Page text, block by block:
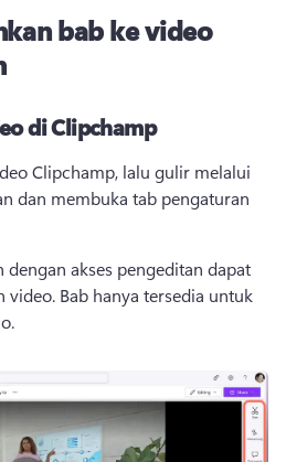
bab ke video
di Clipchamp
Clipchamp, lalu gulir melalui
dan membuka tab pengaturan
dengan akses pengeditan dapat
video. Bab hanya tersedia untuk